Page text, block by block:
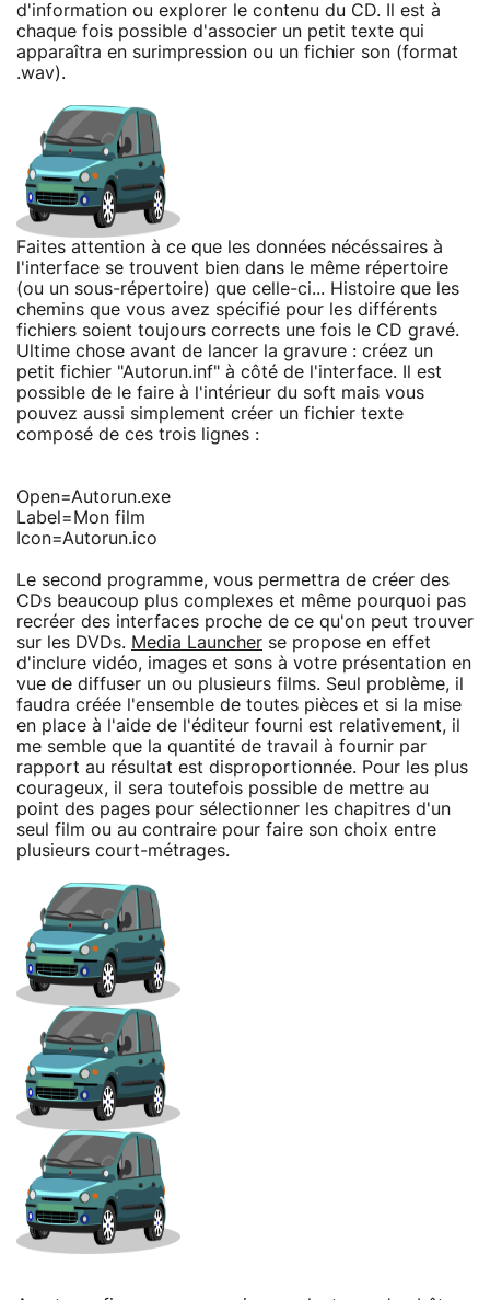
d'information ou explorer le contenu du CD. Il est à
chaque fois possible d'associer un petit texte qui
apparaîtra en surimpression ou un fichier son (format
.wav).
Faites attention à ce que les données nécéssaires à
l'interface se trouvent bien dans le même répertoire
(ou un sous-répertoire) que celle-ci... Histoire que les
chemins que vous avez spécifié pour les différents
fichiers soient toujours corrects une fois le CD gravé.
Ultime chose avant de lancer la gravure : créez un
petit fichier "Autorun.inf" à côté de l'interface. Il est
possible de le faire à l'intérieur du soft mais vous
pouvez aussi simplement créer un fichier texte
composé de ces trois lignes :
Open=Autorun.exe
Label=Mon film
Icon=Autorun.ico
Le second programme, vous permettra de créer des
CDs beaucoup plus complexes et même pourquoi pas
recréer des interfaces proche de ce qu'on peut trouver
sur les DVDs. Media Launcher se propose en effet
d'inclure vidéo, images et sons à votre présentation en
vue de diffuser un ou plusieurs films. Seul problème, il
faudra créée l'ensemble de toutes pièces et si la mise
en place à l'aide de l'éditeur fourni est relativement, il
me semble que la quantité de travail à fournir par
rapport au résultat est disproportionnée. Pour les plus
courageux, il sera toutefois possible de mettre au
point des pages pour sélectionner les chapitres d'un
seul film ou au contraire pour faire son choix entre
plusieurs court-métrages.